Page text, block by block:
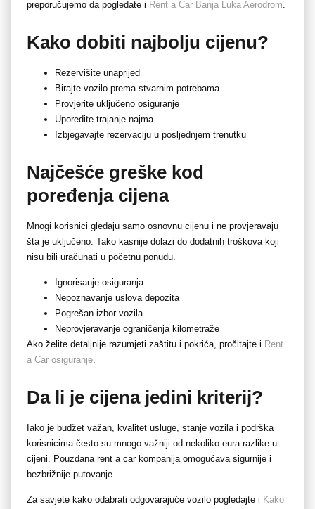
preporučujemo da pogledate i Rent a Car Banja Luka Aerodrom
Kako dobiti najbolju cijenu?
Rezervišite unaprijed
Birajte vozilo prema stvarnim potrebama
Provjerite uključeno osiguranje
Uporedite trajanje najma
Izbjegavajte rezervaciju u posljednjem trenutku
Najčešće greške kod
poređenja cijena
Mnogi korisnici gledaju samo osnovnu cijenu i ne provjeravaju
šta je uključeno. Tako kasnije dolazi do dodatnih troškova koji
nisu bili uračunati u početnu ponudu.
Ignorisanje osiguranja
Nepoznavanje uslova depozita
Pogrešan izbor vozila
Neprovjeravanje ograničenja kilometraže
Ako želite detaljnije razumjeti zaštitu i pokrića, pročitajte i Rent
a Car osiguranje
Da li je cijena jedini kriterij?
Iako je budžet važan, kvalitet usluge, stanje vozila i podrška
korisnicima često su mnogo važniji od nekoliko eura razlike u
cijeni. Pouzdana rent a car kompanija omogućava sigurnije i
bezbrižnije putovanje.
Za savjete kako odabrati odgovarajuće vozilo pogledajte i Kako